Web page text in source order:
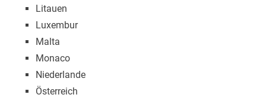
Litauen
Luxembur
Malta
Monaco
Niederlande
Österreich